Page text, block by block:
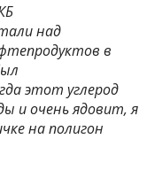
над
в
этот углерод
и очень ядовит, я
на полигон